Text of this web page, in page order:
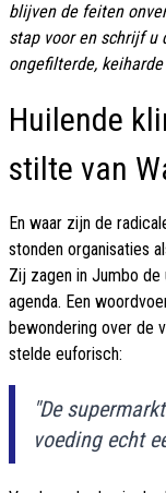
blijven de feiten
stap voor en schrijf u
ongefilterde,
Huilende
stilte van
En waar zijn de
stonden organisaties
Zij zagen in Jumbo
agenda. Een
bewondering over de
stelde euforisch:
"De
voeding echt